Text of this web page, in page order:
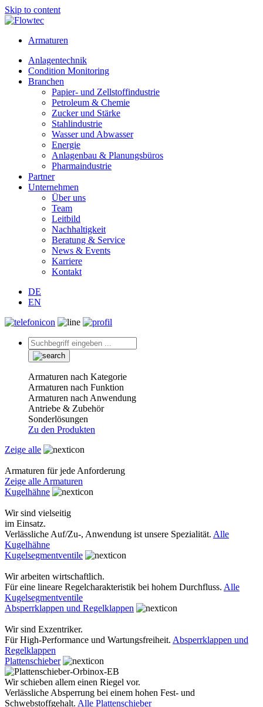
Skip to content
Armaturen
Anlagentechnik
Condition Monitoring
Branchen
Papier- und Zellstoffindustrie
Petroleum & Chemie
Zucker und Stärke
Stahlindustrie
Wasser und Abwasser
Energie
Anlagenbau & Planungsbüros
Pharmaindustrie
Partner
Unternehmen
Über uns
Team
Leitbild
Nachhaltigkeit
Beratung & Service
News & Events
Karriere
Kontakt
DE
EN
Armaturen nach Kategorie
Armaturen nach Funktion
Armaturen nach Anwendung
Antriebe & Zubehör
Sonderlösungen
Zu den Produkten
Zeige alle
Armaturen für jede Anforderung
Zeige alle Armaturen
Kugelhähne
Wir sind vielseitig
im Einsatz.
Verlässliche Auf/Zu-, Anwendung ist unsere Spezialität. Alle
Kugelhähne
Kugelsegmentventile
Wir arbeiten wirtschaftlich.
Für eine lineare Regelcharakteristik bei hohem Durchfluss. Alle
Kugelsegmentventile
Absperrklappen und Regelklappen
Wir sind Exzentriker.
Für High-Performance und Wartungsfreiheit. Absperrklappen und
Regelklappen
Plattenschieber
Wir schieben allem einen Riegel vor.
Verlässliche Absperrung bei einem hohen Fest- und
Schwebstoffgehalt. Alle Plattenschieber